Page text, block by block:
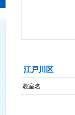
THE TANREN
江戸川区
教室名